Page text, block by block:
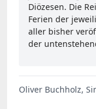
Diözesen. Die
Ferien der
aller bisher
der
Oliver Buchholz,